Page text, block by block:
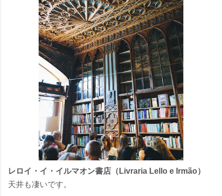
レロイ・イ・イルマオン書店（Livraria Lello e Irmão）
天井も凄いです。